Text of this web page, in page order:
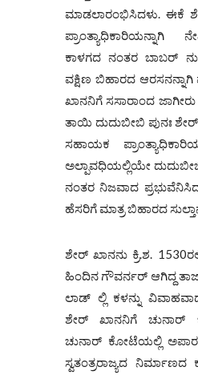
ಮಾಡಲಾರಂಭಿಸಿದಳು. ಈಕೆ
ಪ್ರಾಂತ್ಯಾಧಿಕಾರಿಯನ್ನಾಗಿ
ಕಾಳಗದ ನಂತರ ಬಾಬರ್
ವಕ್ಷಿಣ ಬಿಹಾರದ
ಖಾನನಿಗೆ ಸಸಾರಾಂದ
ತಾಯಿ ದುದುಬೀಬಿ ಪುನಃ
ಸಹಾಯಕ
ಅಲ್ಪಾವಧಿಯಲ್ಲಿಯೇ
ನಂತರ ನಿಜವಾದ
ಹೆಸರಿಗೆ ಮಾತ್ರ ಬಿಹಾರದ
ಶೇರ್ ಖಾನನು ಕ್ರಿ.ಶ.
ಹಿಂದಿನ ಗೌವರ್ನರ್ ಆಗಿದ್ದ
ಲಾಡ್ ಲ್ಲಿ ಕಳನ್ನು
ಶೇರ್ ಖಾನನಿಗೆ ಚುನಾರ್
ಚುನಾರ್‌ ಕೋಟೆಯಲ್ಲಿ ಅಪಾರ
ಸ್ವತಂತ್ರರಾಜ್ಯದ